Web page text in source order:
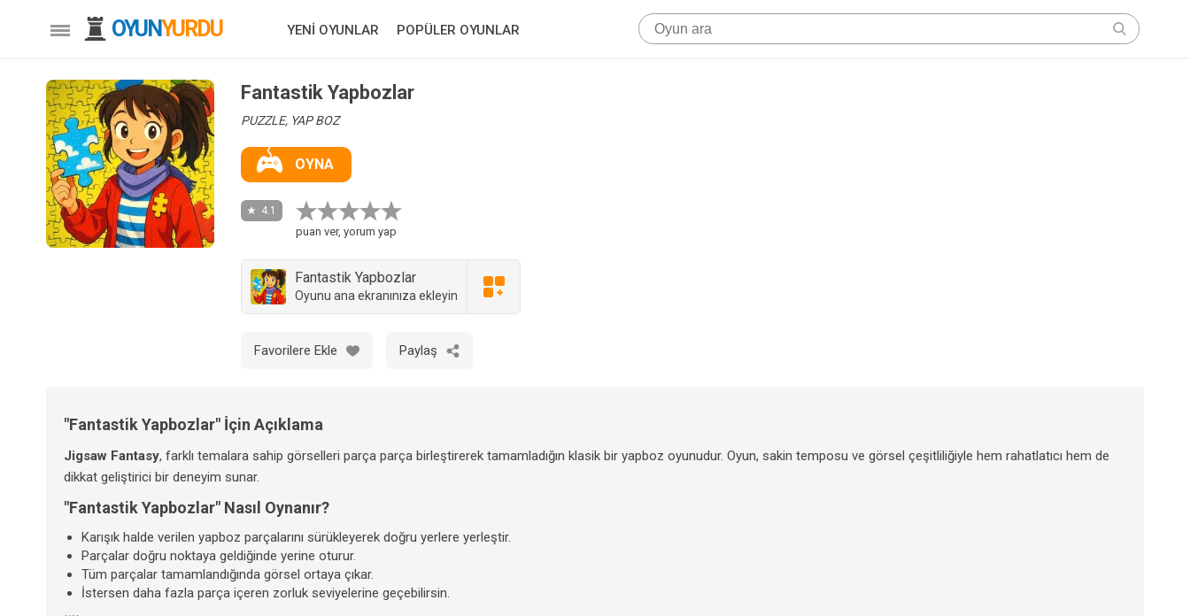
OYUNYURDU YENİ OYUNLAR POPÜLER OYUNLAR
Fantastik Yapbozlar
PUZZLE, YAP BOZ
OYNA
4.1
puan ver, yorum yap
Fantastik Yapbozlar
Oyunu ana ekranınıza ekleyin
Favorilere Ekle Paylaş
"Fantastik Yapbozlar" İçin Açıklama
Jigsaw Fantasy, farklı temalara sahip görselleri parça parça birleştirerek tamamladığın klasik bir yapboz oyunudur. Oyun, sakin temposu ve görsel çeşitliliğiyle hem rahatlatıcı hem de
dikkat geliştirici bir deneyim sunar.
"Fantastik Yapbozlar" Nasıl Oynanır?
Karışık halde verilen yapboz parçalarını sürükleyerek doğru yerlere yerleştir.
Parçalar doğru noktaya geldiğinde yerine oturur.
Tüm parçalar tamamlandığında görsel ortaya çıkar.
İstersen daha fazla parça içeren zorluk seviyelerine geçebilirsin.